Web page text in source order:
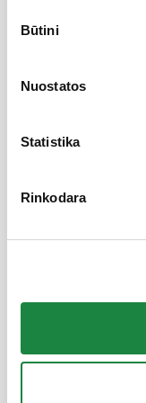
pasirinkimas
Būtini
Nuostatos
Statistika
Rinkodara
1+1